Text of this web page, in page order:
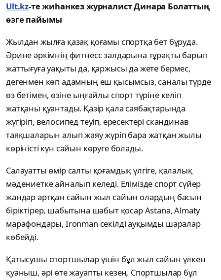
Ult.kz-те жиһанкез журналист Динара Болаттың
өзге пайымы
Жылдан жылға қазақ қоғамы спортқа бет бұруда.
Әрине әркімнің фитнесс залдарына тұрақты барып
жаттығуға уақыты да, қаржысы да жете бермес,
дегенмен көп адамның еш қысымсыз, саналы түрде
өз бетімен, өзіне ыңғайлы спорт түріне келіп
жатқаны қуантады. Қазір қала саябақтарында
жүгіріп, велосипед теуіп, ересектері скандинав
таяқшаларын алып жаяу жүріп бара жатқан жылы
көріністі күн сайын көруге болады.
Салауатты өмір салты қоғамдық үлгіге, қалалық
мәдениетке айналып келеді. Елімізде спорт сүйер
жандар артқан сайын жыл сайын олардың басын
біріктірер, шабытына шабыт қосар Astana, Almaty
марафондары, Ironman секілді ауқымды шаралар
көбейді.
Қатысушы спортшылар үшін бұл жыл сайын үлкен
қуаныш, әрі өте жауапты кезең. Спортшылар бұл